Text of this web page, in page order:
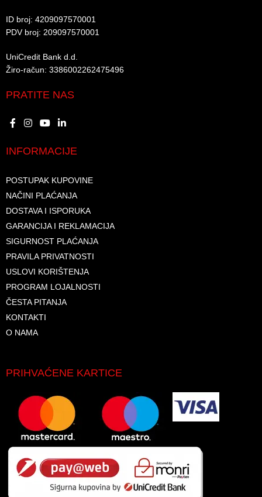
ID broj: 4209097570001​
PDV broj: 209097570001 ​
UniCredit Bank d.d.​
Žiro-račun: 3386002262475496​​
PRATITE NAS
INFORMACIJE
POSTUPAK KUPOVINE
NAČINI PLAĆANJA
DOSTAVA I ISPORUKA
GARANCIJA I REKLAMACIJA
SIGURNOST PLAĆANJA
PRAVILA PRIVATNOSTI
USLOVI KORIŠTENJA
PROGRAM LOJALNOSTI
ČESTA PITANJA
KONTAKTI
O NAMA
PRIHVAĆENE KARTICE